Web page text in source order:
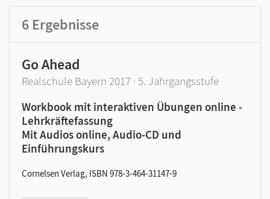
GER-Niveau
6 Ergebnisse
Go Ahead
Realschule Bayern 2017 · 5. Jahrgangsstufe
Workbook mit interaktiven Übungen online -
Lehrkräftefassung
Mit Audios online, Audio-CD und
Einführungskurs
Cornelsen Verlag, ISBN 978-3-464-31147-9